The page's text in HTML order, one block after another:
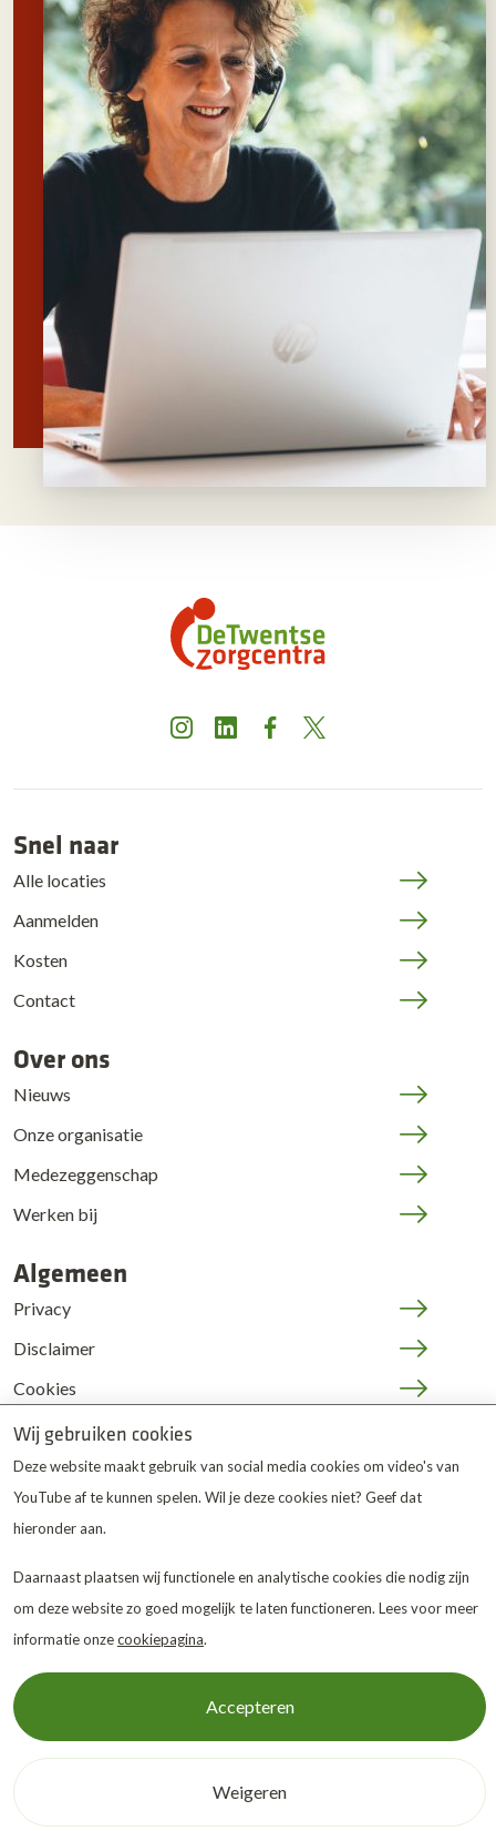
InstagramLinkedInFacebook
X
Snel naar
Alle locaties
Aanmelden
Kosten
Contact
Over ons
Nieuws
Onze organisatie
Medezeggenschap
Werken bij
Algemeen
Privacy
Disclaimer
Cookies
JOP | medewerkers
De Twentse Zorgcentrais
gewaardeerd op ZorgkaartNederland.
Wij gebruiken cookies
Deze website maakt gebruik van social media cookies om video's van
YouTube af te kunnen spelen. Wil je deze cookies niet? Geef dat
hieronder aan.
Daarnaast plaatsen wij functionele en analytische cookies die nodig zijn
om deze website zo goed mogelijk te laten functioneren. Lees voor meer
informatie onzecookiepagina.
Accepteren
Weigeren